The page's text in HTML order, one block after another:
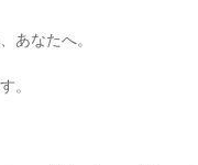
あなたへ。
。